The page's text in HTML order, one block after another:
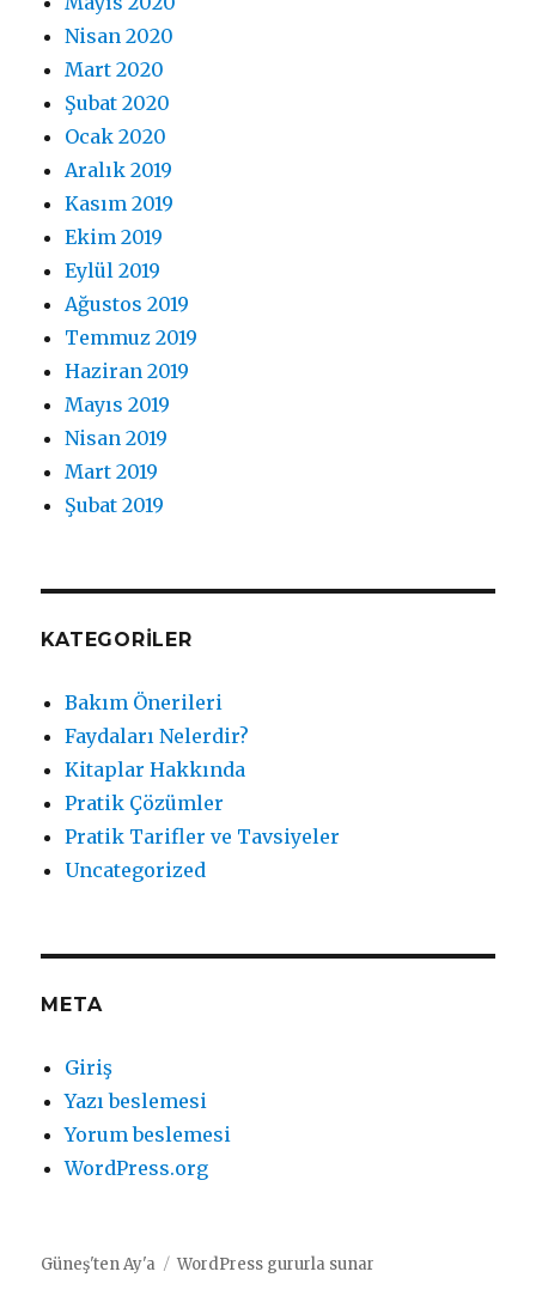
Nisan 2020
Mart 2020
Şubat 2020
Ocak 2020
Aralık 2019
Kasım 2019
Ekim 2019
Eylül 2019
Ağustos 2019
Temmuz 2019
Haziran 2019
Mayıs 2019
Nisan 2019
Mart 2019
Şubat 2019
KATEGORILER
Bakım Önerileri
Faydaları Nelerdir?
Kitaplar Hakkında
Pratik Çözümler
Pratik Tarifler ve Tavsiyeler
Uncategorized
META
Giriş
Yazı beslemesi
Yorum beslemesi
WordPress.org
Güneş'ten Ay'a WordPress gururla sunar